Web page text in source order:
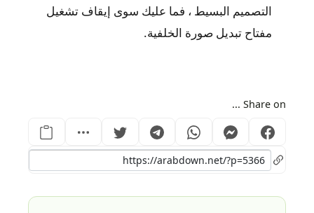
التصميم البسيط ، فما عليك سوى إيقاف تشغيل
مفتاح تبديل صورة الخلفية.
Share on ...